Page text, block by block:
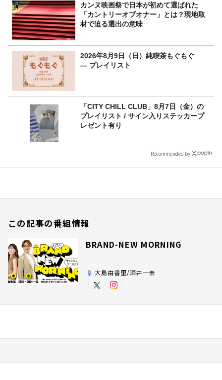
カンヌ映画祭で日本が初めて選ばれた
「カントリーオブオナー」とは？現地取
材で迫る選出の意味
2026年8月9日（日）純喫茶もぐもぐ
― プレイリスト
「CITY CHILL CLUB」8月7日（金）の
プレイリスト / サイン入りステッカープ
レゼント有り
Recommended by
この記事の番組情報
BRAND-NEW MORNING
大島由香里/酒井一圭